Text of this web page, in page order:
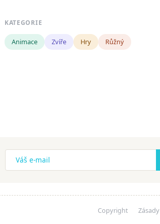
KATEGORIE
Animace Zvíře Hry Růžný
Copyright